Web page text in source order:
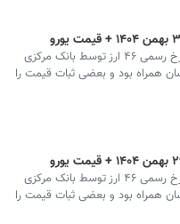
نرخ ارز در صرافی ملی و نرخ رسمی ۴۶ ارز توسط بانک مرکزی
همراه بود و بعضی ثبات قیمت را
نرخ ارز در صرافی ملی و نرخ رسمی ۴۶ ارز توسط بانک مرکزی
همراه بود و بعضی ثبات قیمت را